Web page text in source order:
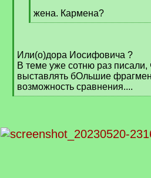
q
]
жена. Кармена?
[
]
Или(о)дора Иосифовича ?
В теме уже сотню раз писали,
выставлять бОльшие
возможность сравнения....
[